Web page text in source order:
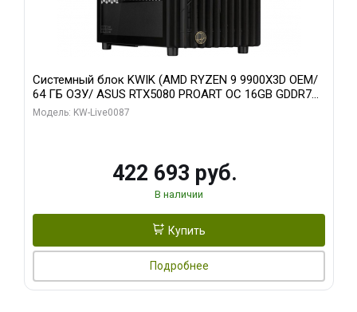
Системный блок KWIK (AMD RYZEN 9 9900X3D OEM/
64 ГБ ОЗУ/ ASUS RTX5080 PROART OC 16GB GDDR7
256bit Type-C DP 2/ 1 ТБ SSD)
Модель: KW-Live0087
422 693 руб.
В наличии
Купить
Подробнее